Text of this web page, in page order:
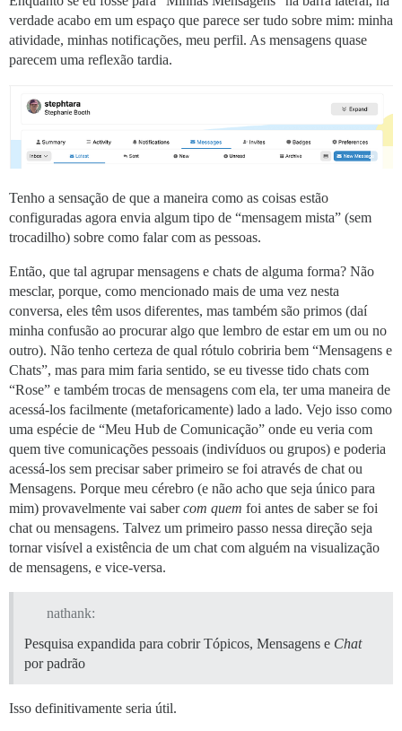
verdade acabo em um espaço que parece ser tudo sobre mim: minha
atividade, minhas notificações, meu perfil. As mensagens quase
parecem uma reflexão tardia.
Tenho a sensação de que a maneira como as coisas estão
configuradas agora envia algum tipo de “mensagem mista” (sem
trocadilho) sobre como falar com as pessoas.
Então, que tal agrupar mensagens e chats de alguma forma? Não
mesclar, porque, como mencionado mais de uma vez nesta
conversa, eles têm usos diferentes, mas também são primos (daí
minha confusão ao procurar algo que lembro de estar em um ou no
outro). Não tenho certeza de qual rótulo cobriria bem “Mensagens e
Chats”, mas para mim faria sentido, se eu tivesse tido chats com
“Rose” e também trocas de mensagens com ela, ter uma maneira de
acessá-los facilmente (metaforicamente) lado a lado. Vejo isso como
uma espécie de “Meu Hub de Comunicação” onde eu veria com
quem tive comunicações pessoais (indivíduos ou grupos) e poderia
acessá-los sem precisar saber primeiro se foi através de chat ou
Mensagens. Porque meu cérebro (e não acho que seja único para
mim) provavelmente vai sabercom quem foi antes de saber se foi
chat ou mensagens. Talvez um primeiro passo nessa direção seja
tornar visível a existência de um chat com alguém na visualização
de mensagens, e vice-versa.
nathank:
Pesquisa expandida para cobrir Tópicos, Mensagens e Chat
por padrão
Isso definitivamente seria útil.